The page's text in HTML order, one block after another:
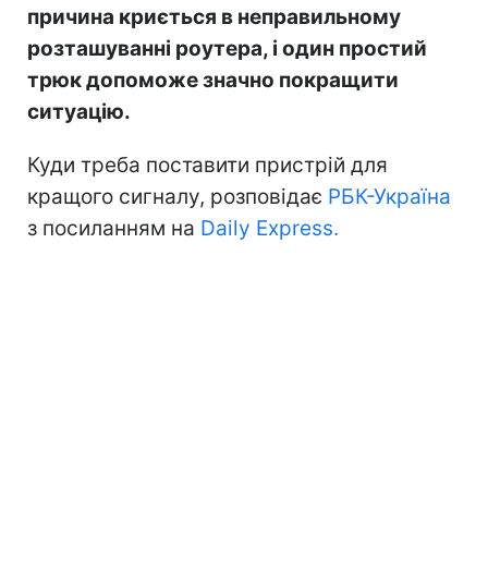
причина криється в неправильному
розташуванні роутера, і один простий
трюк допоможе значно покращити
ситуацію.
Куди треба поставити пристрій для
кращого сигналу, розповідає РБК-Україна
з посиланням на Daily Express.